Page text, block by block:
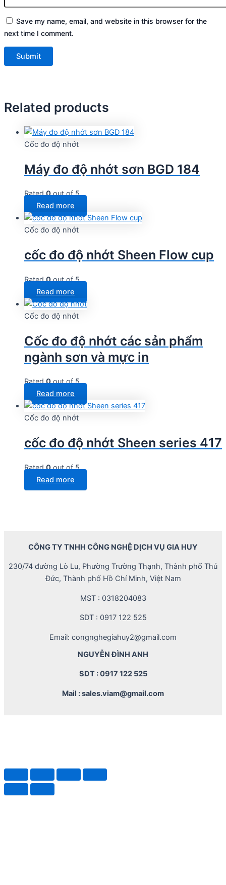
Save my name, email, and website in this browser for the
next time I comment.
Related products
Cốc đo độ nhớt
Máy đo độ nhớt sơn BGD 184
Rated0out of 5
Read more
Cốc đo độ nhớt
cốc đo độ nhớt Sheen Flow cup
Rated0out of 5
Read more
Cốc đo độ nhớt
Cốc đo độ nhớt các sản phẩm
ngành sơn và mực in
Rated0out of 5
Read more
Cốc đo độ nhớt
cốc đo độ nhớt Sheen series 417
Rated0out of 5
Read more
CÔNG TY TNHH CÔNG NGHỆ DỊCH VỤ GIA HUY
230/74 đường Lò Lu, Phường Trường Thạnh, Thành phố Thủ
Đức, Thành phố Hồ Chí Minh, Việt Nam
MST : 0318204083
SDT : 0917 122 525
Email: congnghegiahuy2@gmail.com
NGUYỄN ĐÌNH ANH
SDT : 0917 122 525
Mail : sales.viam@gmail.com